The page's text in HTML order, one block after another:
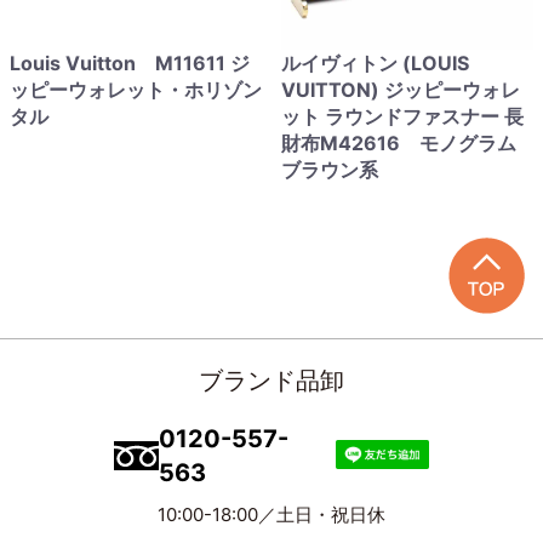
Louis Vuitton M11611 ジ
ッピーウォレット・ホリゾン
タル
ルイヴィトン (LOUIS
VUITTON) ジッピーウォレ
ット ラウンドファスナー 長
財布M42616 モノグラム
ブラウン系
ブランド品卸
0120-557-
563
10:00-18:00／土日・祝日休